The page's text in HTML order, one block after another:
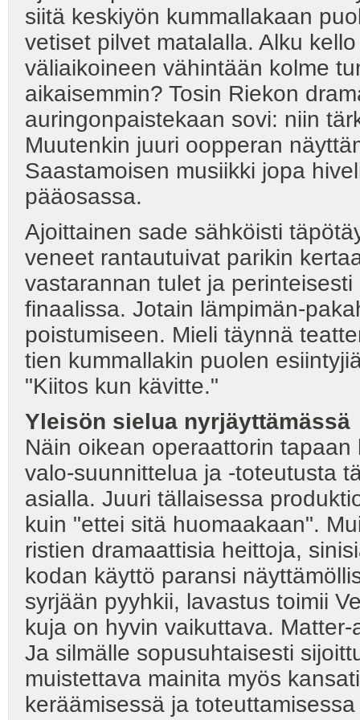
siitä keskiyön kummallakaan
vetiset pilvet matalalla. Alku
väliaikoineen vähintään kolme
aikaisemmin? Tosin Riekon
auringonpaistekaan sovi: niin
Muutenkin juuri oopperan
Saastamoisen musiikki jopa
pääosassa.
Ajoittainen sade sähköisti
veneet rantautuivat parikin
vastarannan tulet ja
finaalissa. Jotain lämpimän-
poistumiseen. Mieli täynnä
tien kummallakin puolen
"Kiitos kun kävitte."
Yleisön sielua nyrjäyttämässä
Näin oikean operaattorin
valo-suunnittelua ja -toteutusta
asialla. Juuri tällaisessa
kuin "ettei sitä huomaakaan".
ristien dramaattisia heittoja,
kodan käyttö paransi
syrjään pyyhkii, lavastus toimii
kuja on hyvin vaikuttava.
Ja silmälle sopusuhtaisesti
muistettava mainita myös
keräämisessä ja